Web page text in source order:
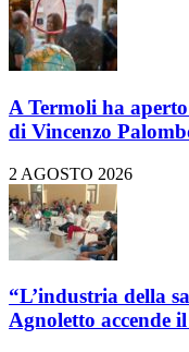
A Termoli ha
di Vincenzo
2 AGOSTO 2026
“L’industria della
Agnoletto accende